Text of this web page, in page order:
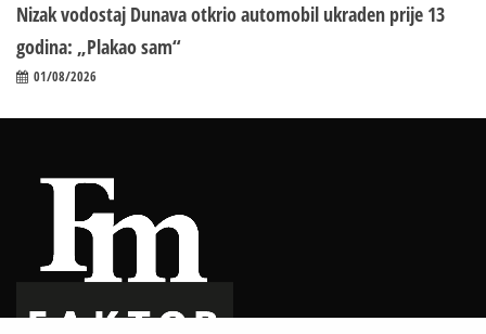
Nizak vodostaj Dunava otkrio automobil ukraden prije 13
godina: „Plakao sam“
01/08/2026